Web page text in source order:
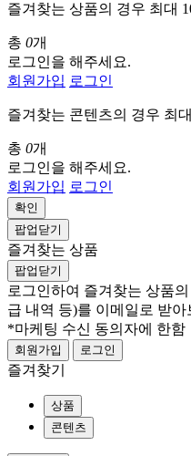
즐겨찾는 상품의 경우 최대
총 0개
로그인을 해주세요.
회원가입 로그인
즐겨찾는 콘텐츠의 경우 최
총 0개
로그인을 해주세요.
회원가입 로그인
확인
팝업닫기
즐겨찾는 상품
팝업닫기
로그인하여 즐겨찾는 상품
급 내역 등)를 이메일로 받아
*마케팅 수신 동의자에 한함
회원가입 로그인
즐겨찾기
상품
콘텐츠